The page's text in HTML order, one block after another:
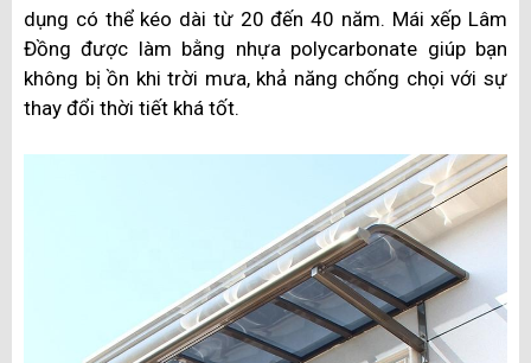
dụng có thể kéo dài từ 20 đến 40 năm. Mái xếp Lâm
Đồng được làm bằng nhựa polycarbonate giúp bạn
không bị ồn khi trời mưa, khả năng chống chọi với sự
thay đổi thời tiết khá tốt.